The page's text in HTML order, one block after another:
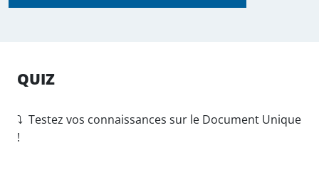
QUIZ
⤵️ Testez vos connaissances sur le Document Unique
!